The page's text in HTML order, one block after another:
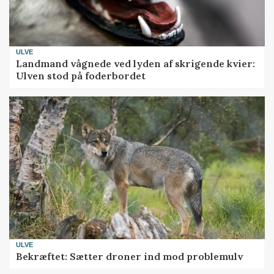
ULVE
Landmand vågnede ved lyden af skrigende kvier:
Ulven stod på foderbordet
ULVE
Bekræftet: Sætter droner ind mod problemulv